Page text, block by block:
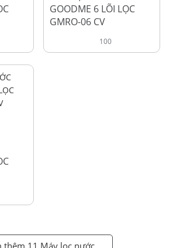
GOODME 6 LÕI LỌC
GMRO-06 CV
100
thêm 11 Máy lọc nước